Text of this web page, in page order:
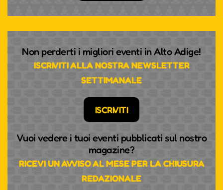
Non perderti i migliori eventi in Alto Adige!
ISCRIVITI ALLA NOSTRA NEWSLETTER
SETTIMANALE
ISCRIVITI
Vuoi vedere i tuoi eventi pubblicati sul nostro
magazine?
RICEVI UN AVVISO AL MESE PER LA CHIUSURA
REDAZIONALE